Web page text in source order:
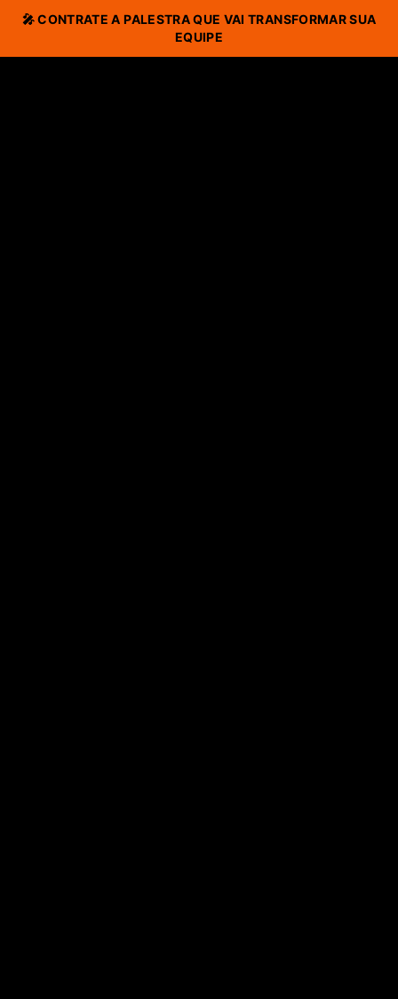
🎤 CONTRATE A PALESTRA QUE VAI TRANSFORMAR SUA
EQUIPE